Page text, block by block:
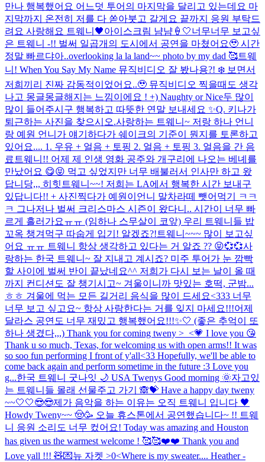
만나 행복했어요 어느덧 투어의 마지막을 달리고 있는데요 마
지막까지 온전히 저를 다 쏟아붓고 갈게요 끝까지 응원 부탁드
려요 사랑해요 트웨니🖤아이스크림 냠냠🍦🤍너무너무 보고싶
은 트웨니 -!! 벌써 일곱개의 도시에서 공연을 마쳤어요🥹 시간
정말 빠르댜아..overlooking la la land~~ photo by my dad 🥰트웨
니! When You Say My Name 뮤직비디오 잘 봤나용?! ❄️ 보면서
저희끼리 진짜 감동적이었어요..🥹 뮤직비디오 찍을때도 생각
나고 몽글몽글해지는 느낌이에요 ! +) Naughty or Nice두 많이
많이 들어주시구 행복하고 따뜻한 연말 보내세요 ✨Q. 키나가
퇴근하는 사진을 찾으시오.사랑하는 트웨니~ 저랑 하나 언니
랑 예원 언니가 얘기하다가 쉐이크의 기준이 뭔지를 토론하고
있어요.... 1. 우유 + 얼음 + 토핑 2. 얼음 + 토핑 3. 얼음을 간 음
료 트웨니!! 어제 제 인생 영화 공주와 개구리에 나오는 베녜를
만났어요 😋😝 먹고 싶었지만 너무 배불러서 인사만 하고 왔
답니당,,, 히힛 트웨니~~! 저희는 LA에서 행복한 시간 보내구
있답니다!! + 사진찍다가 예원이언니 말차라떼 뺏어먹기 ㅋㅋ
ㅋ 그나저나 벌써 크리스마스 시즌이 왔다니.. 시간이 너무 빠
르게 흘러가요ㅠㅠ (임하나 스무살이 코앞) 우리 트웨니들 밥
꼬옥 챙겨먹구 따숩게 입기! 알겠죠?! 트웨니~~~ 많이 보고싶
어요 ㅠㅠ 트웨니 항상 생각하고 있다는 거 알죠 ?? 😝💞💞사
랑하는 한국 트웨니~ 잘 지내고 계시죠? 미주 투어가 눈 깜빡
할 사이에 벌써 반이 끝났네요^^ 저희가 다시 보는 날이 올 때
까지 컨디션도 잘 챙기시고~ 겨울이니까 맛있는 호떡, 군밤...
ㅎㅎ 겨울에 먹는 모든 길거리 음식을 많이 드세요<333 너무
너무 보고 싶고요~ 항상 사랑한다는 거를 잊지 마세요!!!어제
달라스 공연도 너무 재밌고 행복했어요!!!✨🤍 (좋은 추억이 또
하나 생겼다,,,) Thank you for coming tweny >_<💗 I love you 😘
Thank u so much, Texas, for welcoming us with open arms!! It was
so soo fun performing I front of y'all<33 Hopefully, we'll be able to
come back again and perform sometime in the future :3 Love you
g...한국 트웨니 굿나잇 🌙 USA Twenys Good morning 🌞자고있
는 트웨니들 몰래 선물주고 가기 🙈💝 Have a happy day tweny
~~🤍🤍😎😎제가 음악을 하는 이유는 오직 트웨니 입니다 🖤
Howdy Tweny~~ 🤠🥳 오늘 휴스톤에서 공연했습니다~ !! 트웨
니 응원 소리도 너무 컸어요! Today was amazing and Houston
has given us the warmest welcome ! 🥰🥰❤️❤️ Thank you and
Love yall !!! 🧸💌뉴 자켓 >0<Where is my sweater.... Heather -